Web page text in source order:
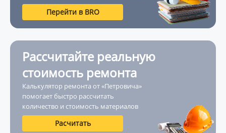
Перейти в BRO
Рассчитайте реальную
стоимость ремонта
Калькулятор ремонта от «Петровича»
помогает быстро рассчитать
количество и стоимость материалов
Расчитать